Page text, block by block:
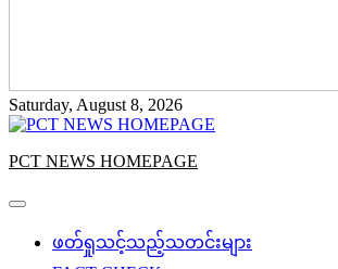
Saturday, August 8, 2026
PCT NEWS HOMEPAGE
ဖတ်ရှုသင့်သည့်သတင်းများ